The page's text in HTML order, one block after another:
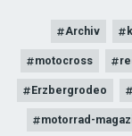
Archiv
motocross
Erzbergrodeo
motorrad-